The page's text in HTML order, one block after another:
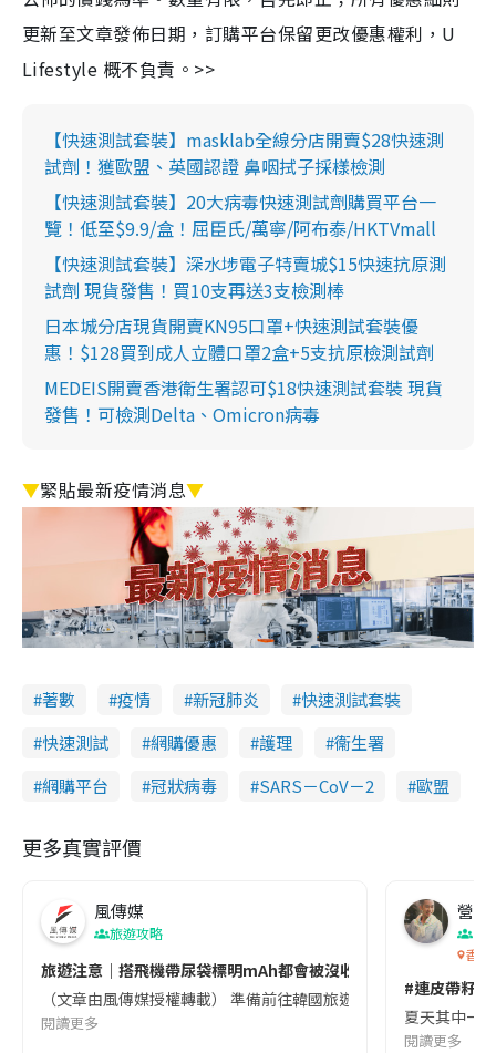
更新至文章發佈日期，訂購平台保留更改優惠權利，U
Lifestyle 概不負責。>>
【快速測試套裝】masklab全線分店開賣$28快速測
試劑！獲歐盟、英國認證 鼻咽拭子採樣檢測
【快速測試套裝】20大病毒快速測試劑購買平台一
覽！低至$9.9/盒！屈臣氏/萬寧/阿布泰/HKTVmall
【快速測試套裝】深水埗電子特賣城$15快速抗原測
試劑 現貨發售！買10支再送3支檢測棒
日本城分店現貨開賣KN95口罩+快速測試套裝優
惠！$128買到成人立體口罩2盒+5支抗原檢測試劑
MEDEIS開賣香港衛生署認可$18快速測試套裝 現貨
發售！可檢測Delta、Omicron病毒
▼緊貼最新疫情消息▼
著數 疫情 新冠肺炎
快速測試套裝
快速測試
網購優惠 護理
衞生署
網購平台
冠狀病毒 SARS－CoV－2 歐盟
更多真實評價
風傳媒
旅遊攻略
旅遊注意｜搭飛機帶尿袋標明mAh都會被沒收😱出發前切記檢查
（文章由風傳媒授權轉載） 準備前往韓國旅遊的民眾，近期要
閱讀更多
營養
香港
#連皮帶籽
夏天其中一
閱讀更多